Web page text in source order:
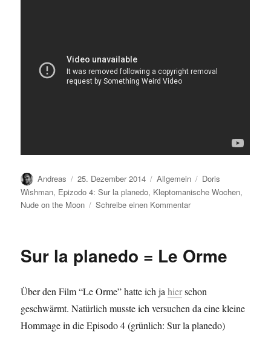
Autor
Andreas
Veröffentlicht
am
25. Dezember 2014 Kategorien
Allgemein Schlagwörter
Doris
Wishman, Epizodo 4: Sur la planedo, Kleptomanische Wochen,
Nude on the Moon
Schreibe einen Kommentarzu
Wishman
Sur la planedo = Le Orme
Über den Film “Le Orme” hatte ich jahierschon
geschwärmt. Natürlich musste ich versuchen da eine kleine
Hommage in die Episodo 4 (grünlich: Sur la planedo)